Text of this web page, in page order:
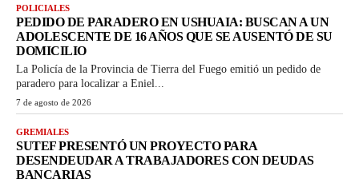
POLICIALES
PEDIDO DE PARADERO EN USHUAIA: BUSCAN A UN
ADOLESCENTE DE 16 AÑOS QUE SE AUSENTÓ DE SU
DOMICILIO
La Policía de la Provincia de Tierra del Fuego emitió un pedido de
paradero para localizar a Eniel...
7 de agosto de 2026
GREMIALES
SUTEF PRESENTÓ UN PROYECTO PARA
DESENDEUDAR A TRABAJADORES CON DEUDAS
BANCARIAS